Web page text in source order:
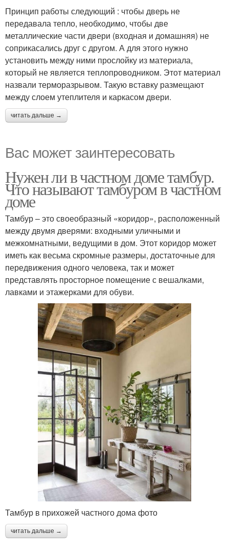
Принцип работы следующий : чтобы дверь не
передавала тепло, необходимо, чтобы две
металлические части двери (входная и домашняя) не
соприкасались друг с другом. А для этого нужно
установить между ними прослойку из материала,
который не является теплопроводником. Этот материал
назвали терморазрывом. Такую вставку размещают
между слоем утеплителя и каркасом двери.
читать дальше →
Вас может заинтересовать
Нужен ли в частном доме тамбур.
Что называют тамбуром в частном
доме
Тамбур – это своеобразный «коридор», расположенный
между двумя дверями: входными уличными и
межкомнатными, ведущими в дом. Этот коридор может
иметь как весьма скромные размеры, достаточные для
передвижения одного человека, так и может
представлять просторное помещение с вешалками,
лавками и этажерками для обуви.
Тамбур в прихожей частного дома фото
читать дальше →